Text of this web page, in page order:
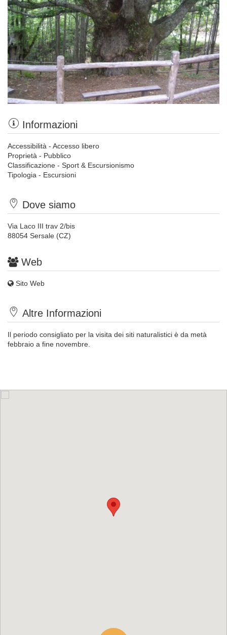
Informazioni
Accessibilità - Accesso libero
Proprietà - Pubblico
Classificazione - Sport & Escursionismo
Tipologia - Escursioni
Dove siamo
Via Laco III trav 2/bis
88054 Sersale (CZ)
Web
Sito Web
Altre Informazioni
Il periodo consigliato per la visita dei siti naturalistici è da metà
febbraio a fine novembre.